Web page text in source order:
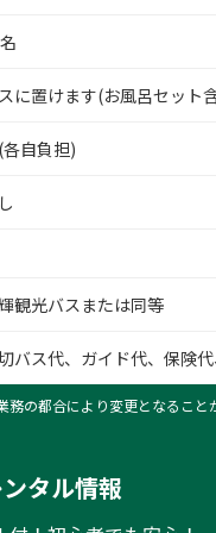
に置けます(お風呂セット
自負担)
観光バスまたは同等
バス代、ガイド代、保険
の都合により変更となること
タル情報